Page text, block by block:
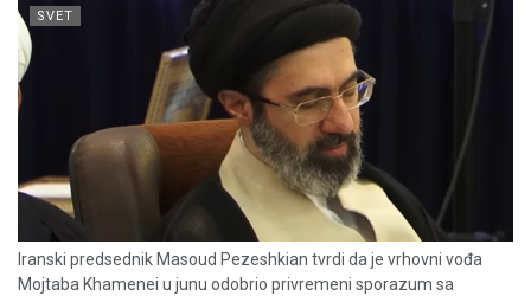
SVET
Iranski predsednik Masoud Pezeshkian tvrdi da je vrhovni vođa
Mojtaba Khamenei u junu odobrio privremeni sporazum sa